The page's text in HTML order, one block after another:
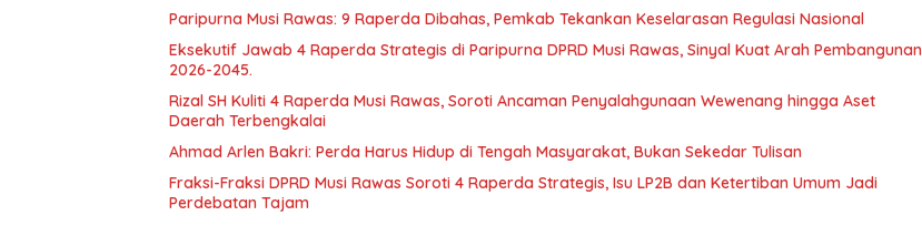
Paripurna Musi Rawas: 9 Raperda Dibahas, Pemkab Tekankan Keselarasan Regulasi Nasional
Eksekutif Jawab 4 Raperda Strategis di Paripurna DPRD Musi Rawas, Sinyal Kuat Arah Pembangunan
2026-2045.
Rizal SH Kuliti 4 Raperda Musi Rawas, Soroti Ancaman Penyalahgunaan Wewenang hingga Aset
Daerah Terbengkalai
Ahmad Arlen Bakri: Perda Harus Hidup di Tengah Masyarakat, Bukan Sekedar Tulisan
Fraksi-Fraksi DPRD Musi Rawas Soroti 4 Raperda Strategis, Isu LP2B dan Ketertiban Umum Jadi
Perdebatan Tajam